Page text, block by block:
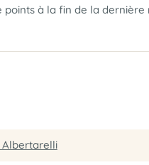
à la fin de la dernière